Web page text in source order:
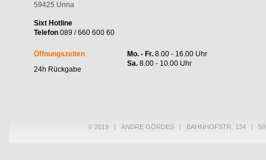
59425 Unna
Sixt Hotline
Telefon 089 / 660 600 60
Öffnungszeiten
24h Rückgabe
Mo. - Fr. 8.00 - 16.00 Uhr
Sa. 8.00 - 10.00 Uhr
© 2019 | ANDRE GÖRDES | BAHNHOFSTR. 134 |